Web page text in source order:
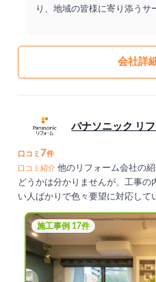
り、地域の皆様に寄り添うサ
会社詳
パナソニック リ
口コミ 7件
口コミ紹介 他のリフォーム会社の
どうかは分かりませんが、工事の
い人ばかりで色々要望に対応して
聞きたいと思った所もありまし
です。施工事例 17件